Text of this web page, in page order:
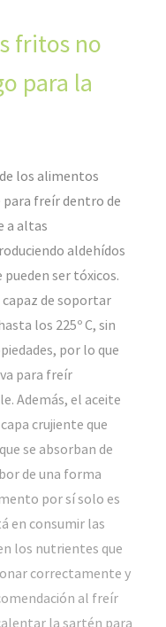
fritos no
para la
los alimentos
freír dentro de
a altas
aldehídos
ser tóxicos.
de soportar
los 225º C, sin
por lo que
para freír
Además, el aceite
crujiente que
se absorban de
de una forma
por sí solo es
en consumir las
los nutrientes que
correctamente y
al freír
la sartén para